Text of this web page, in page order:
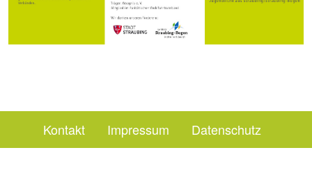
Kontakt Impressum Datenschutz